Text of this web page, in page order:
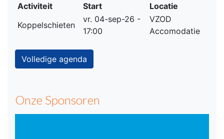
Activiteit Start
Locatie
Koppelschieten
vr. 04-sep-26 -
17:00
VZOD
Accomodatie
Volledige agenda
Onze Sponsoren